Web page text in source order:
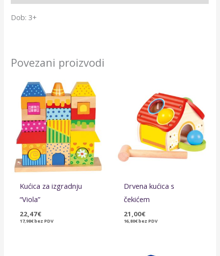
Dob: 3+
Povezani proizvodi
Kućica za izgradnju
“Viola”
22,47€
17,98€bez PDV
Drvena kućica s
čekićem
21,00€
16,80€bez PDV